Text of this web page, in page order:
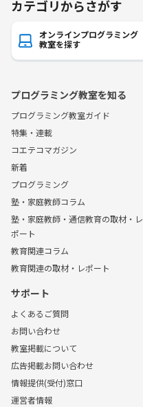
カテゴリからさがす
オンラインプログラミング
教室を探す
プログラミング教室を知る
プログラミング教室ガイド
特集・連載
コエテコマガジン
新着
プログラミング
塾・家庭教師コラム
塾・家庭教師・通信教育の取材・レ
ポート
教育関連コラム
教育関連の取材・レポート
サポート
よくあるご質問
お問い合わせ
教室掲載について
広告掲載お問い合わせ
情報提供(受付)窓口
運営者情報